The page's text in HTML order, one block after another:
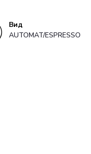
Вид
AUTOMAT/ESPRESSO